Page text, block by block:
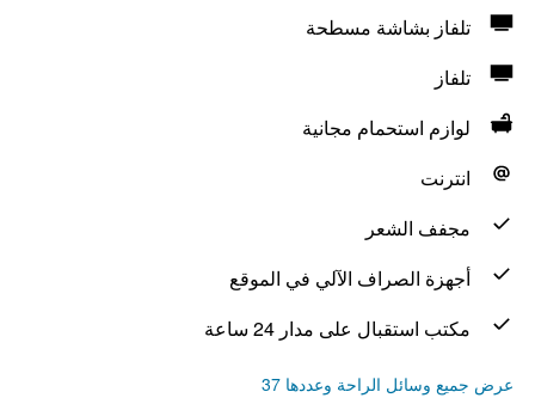
تلفاز بشاشة مسطحة
تلفاز
لوازم استحمام مجانية
انترنت
مجفف الشعر
أجهزة الصراف الآلي في الموقع
مكتب استقبال على مدار 24 ساعة
عرض جميع وسائل الراحة وعددها 37